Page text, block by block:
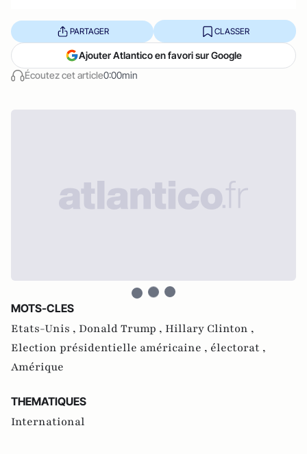
Écoutez cet article0:00min
PARTAGER CLASSER
Ajouter Atlantico en favori sur Google
MOTS-CLES
Etats-Unis , Donald Trump , Hillary Clinton ,
Election présidentielle américaine , électorat ,
Amérique
THEMATIQUES
International